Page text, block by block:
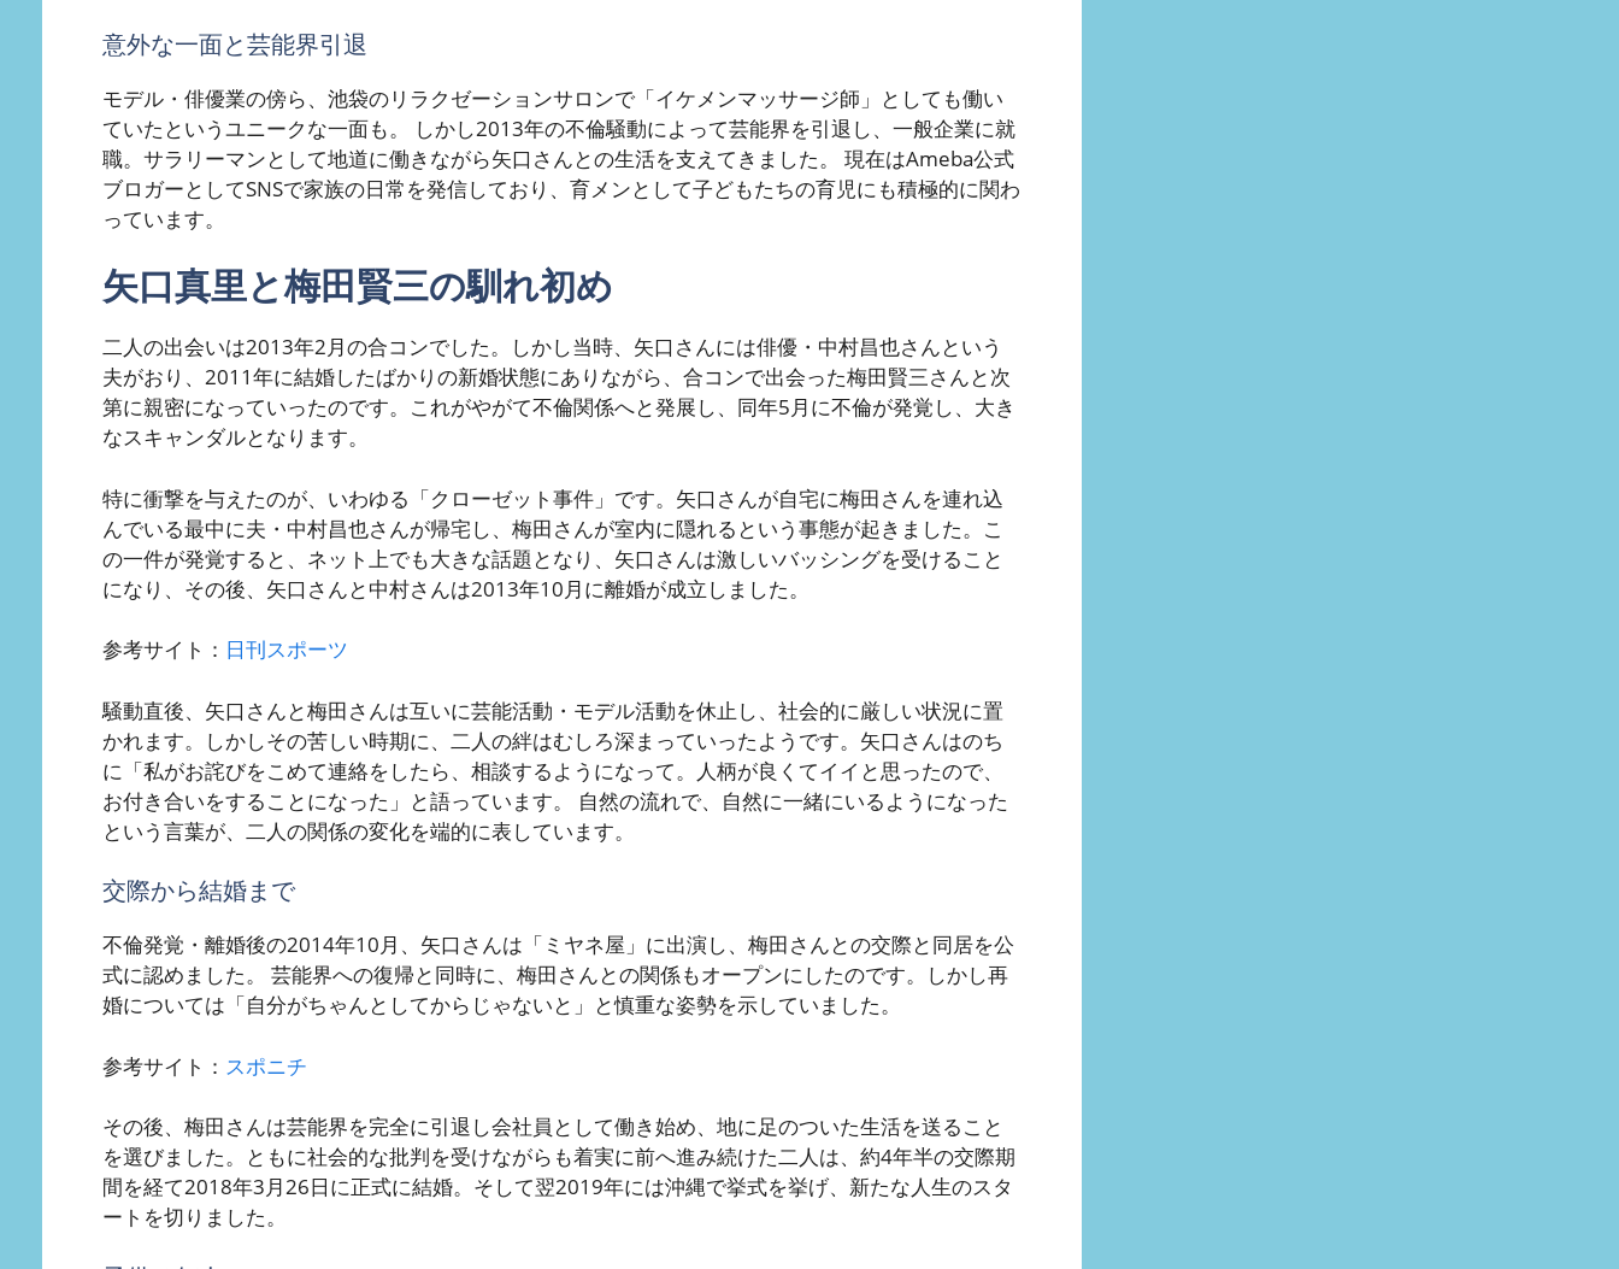
意外な一面と芸能界引退
モデル・俳優業の傍ら、池袋のリラクゼーションサロンで「イケメンマッサージ師」としても働い
ていたというユニークな一面も。 しかし2013年の不倫騒動によって芸能界を引退し、一般企業に就
職。サラリーマンとして地道に働きながら矢口さんとの生活を支えてきました。 現在はAmeba公式
ブロガーとしてSNSで家族の日常を発信しており、育メンとして子どもたちの育児にも積極的に関わ
っています。
矢口真里と梅田賢三の馴れ初め
二人の出会いは2013年2月の合コンでした。しかし当時、矢口さんには俳優・中村昌也さんという
夫がおり、2011年に結婚したばかりの新婚状態にありながら、合コンで出会った梅田賢三さんと次
第に親密になっていったのです。これがやがて不倫関係へと発展し、同年5月に不倫が発覚し、大き
なスキャンダルとなります。
特に衝撃を与えたのが、いわゆる「クローゼット事件」です。矢口さんが自宅に梅田さんを連れ込
んでいる最中に夫・中村昌也さんが帰宅し、梅田さんが室内に隠れるという事態が起きました。こ
の一件が発覚すると、ネット上でも大きな話題となり、矢口さんは激しいバッシングを受けること
になり、その後、矢口さんと中村さんは2013年10月に離婚が成立しました。
参考サイト： 日刊スポーツ
騒動直後、矢口さんと梅田さんは互いに芸能活動・モデル活動を休止し、社会的に厳しい状況に置
かれます。しかしその苦しい時期に、二人の絆はむしろ深まっていったようです。矢口さんはのち
に「私がお詫びをこめて連絡をしたら、相談するようになって。人柄が良くてイイと思ったので、
お付き合いをすることになった」と語っています。 自然の流れで、自然に一緒にいるようになった
という言葉が、二人の関係の変化を端的に表しています。
交際から結婚まで
不倫発覚・離婚後の2014年10月、矢口さんは「ミヤネ屋」に出演し、梅田さんとの交際と同居を公
式に認めました。 芸能界への復帰と同時に、梅田さんとの関係もオープンにしたのです。しかし再
婚については「自分がちゃんとしてからじゃないと」と慎重な姿勢を示していました。
参考サイト： スポニチ
その後、梅田さんは芸能界を完全に引退し会社員として働き始め、地に足のついた生活を送ること
を選びました。ともに社会的な批判を受けながらも着実に前へ進み続けた二人は、約4年半の交際期
間を経て2018年3月26日に正式に結婚。そして翌2019年には沖縄で挙式を挙げ、新たな人生のスタ
ートを切りました。